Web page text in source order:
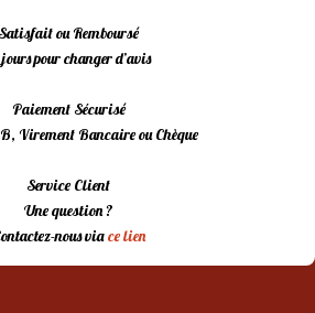
Satisfait ou Remboursé
jours pour changer d’avis
Paiement Sécurisé
Virement Bancaire ou Chèque
Service Client
Une question ?
nous viace lien